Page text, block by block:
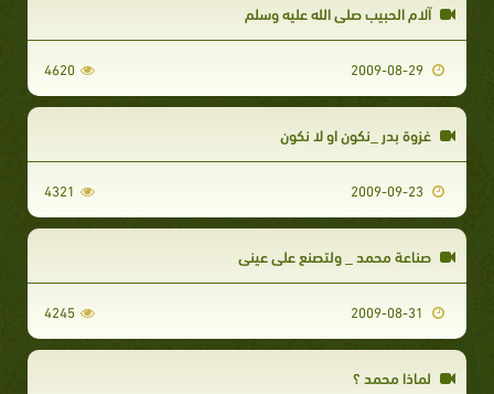
آلام الحبيب صلى الله عليه وسلم
4620
غزوة بدر _نكون او لا نكون
4321
صناعة محمد _ ولتصنع على عيني
4245
لماذا محمد ؟